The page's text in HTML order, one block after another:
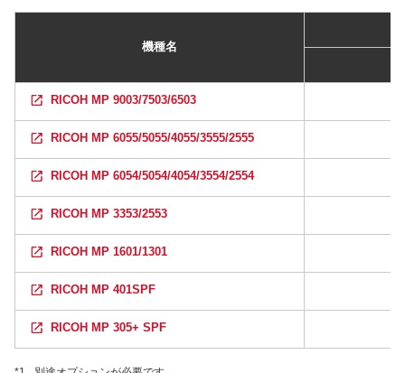
機種名
RICOH MP 9003/7503/6503
RICOH MP 6055/5055/4055/3555/2555
RICOH MP 6054/5054/4054/3554/2554
RICOH MP 3353/2553
RICOH MP 1601/1301
RICOH MP 401SPF
RICOH MP 305+ SPF